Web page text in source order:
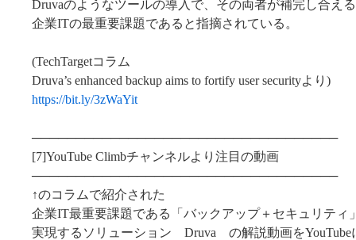
Druvaのようなツールの導入で、その両者が補完し合え
企業ITの最重要課題であると指摘されている。
(TechTargetコラム
Druva’s enhanced backup aims to fortify user securityより)
https://bit.ly/3zWaYit
───────────────────────────────────
[7]YouTube Climbチャンネルより注目の動画
───────────────────────────────────
↑のコラムで紹介された
企業IT最重要課題である「バックアップ＋セキュリティ
実現するソリューション Druva の解説動画をYouTube